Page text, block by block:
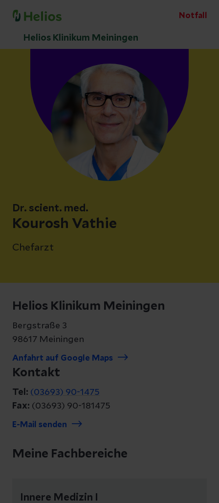
Notfall
Helios Klinikum Meiningen
Dr. scient. med.
Kourosh Vathie
Chefarzt
Helios Klinikum Meiningen
Bergstraße 3
98617 Meiningen
Anfahrt auf Google Maps
Kontakt
Tel: (03693) 90-1475
Fax: (03693) 90-181475
E-Mail senden
Meine Fachbereiche
Innere Medizin I